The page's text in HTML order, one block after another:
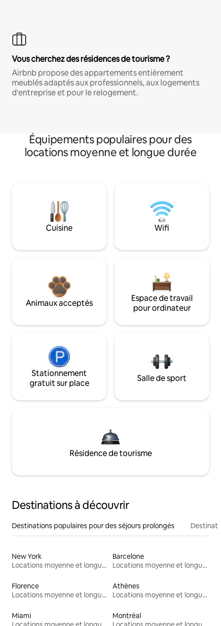
Vous cherchez des résidences de tourisme ?
Airbnb propose des appartements entièrement
meublés adaptés aux professionnels, aux logements
d'entreprise et pour le relogement.
Équipements populaires pour des
locations moyenne et longue durée
Cuisine Wifi
Animaux acceptés
Espace de travail
pour ordinateur
Stationnement
gratuit sur place
Salle de sport
Résidence de tourisme
Destinations à découvrir
Destinations populaires pour des séjours prolongés
New York
Locations moyenne et longue durée
Barcelone
Locations moyenne et longue durée
Florence
Locations moyenne et longue durée
Athènes
Locations moyenne et longue durée
Miami
Montréal